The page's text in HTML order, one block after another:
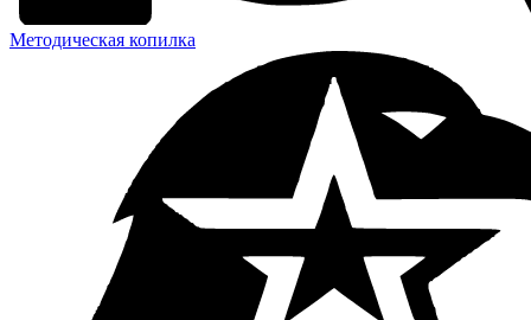
Методическая копилка